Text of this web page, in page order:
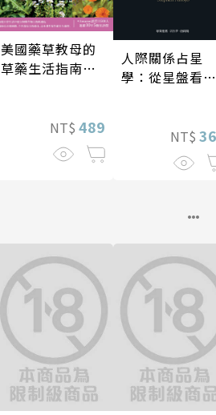
美國藥草教母的
草藥生活指南
NT$ 489
人際關係占星
學：從星盤看見
NT$